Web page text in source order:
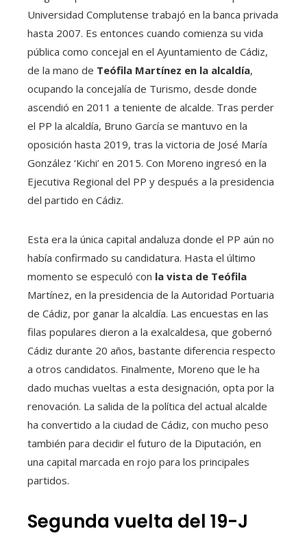
Universidad Complutense trabajó en la banca privada
hasta 2007. Es entonces cuando comienza su vida
pública como concejal en el Ayuntamiento de Cádiz,
de la mano de Teófila Martínez en la alcaldía,
ocupando la concejalía de Turismo, desde donde
ascendió en 2011 a teniente de alcalde. Tras perder
el PP la alcaldía, Bruno García se mantuvo en la
oposición hasta 2019, tras la victoria de José María
González ‘Kichi’ en 2015. Con Moreno ingresó en la
Ejecutiva Regional del PP y después a la presidencia
del partido en Cádiz.
Esta era la única capital andaluza donde el PP aún no
había confirmado su candidatura. Hasta el último
momento se especuló con la vista de Teófila
Martínez, en la presidencia de la Autoridad Portuaria
de Cádiz, por ganar la alcaldía. Las encuestas en las
filas populares dieron a la exalcaldesa, que gobernó
Cádiz durante 20 años, bastante diferencia respecto
a otros candidatos. Finalmente, Moreno que le ha
dado muchas vueltas a esta designación, opta por la
renovación. La salida de la política del actual alcalde
ha convertido a la ciudad de Cádiz, con mucho peso
también para decidir el futuro de la Diputación, en
una capital marcada en rojo para los principales
partidos.
Segunda vuelta del 19-J